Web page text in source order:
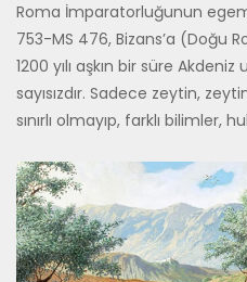
Roma İmparatorluğunun
753-MS 476, Bizans’a (Doğu
1200 yılı aşkın bir süre Ak­deniz
sayısızdır. Sadece zeytin,
sınırlı olmayıp, farklı bilimler,